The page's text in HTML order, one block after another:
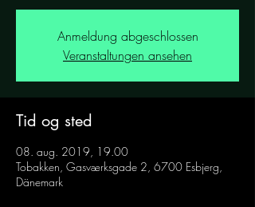
Anmeldung abgeschlossen
Veranstaltungen ansehen
Tid og sted
08. aug. 2019, 19.00
Tobakken, Gasværksgade 2, 6700 Esbjerg,
Dänemark